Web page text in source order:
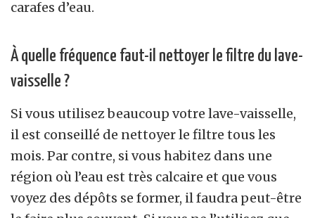
carafes d’eau.
À quelle fréquence faut-il nettoyer le filtre du lave-
vaisselle ?
Si vous utilisez beaucoup votre lave-vaisselle,
il est conseillé de nettoyer le filtre tous les
mois. Par contre, si vous habitez dans une
région où l’eau est très calcaire et que vous
voyez des dépôts se former, il faudra peut-être